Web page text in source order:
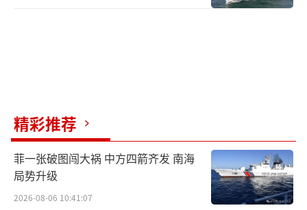
精彩推荐
菲一张破图闯大祸 中方四箭齐发 南海
局势升级
2026-08-06 10:41:07